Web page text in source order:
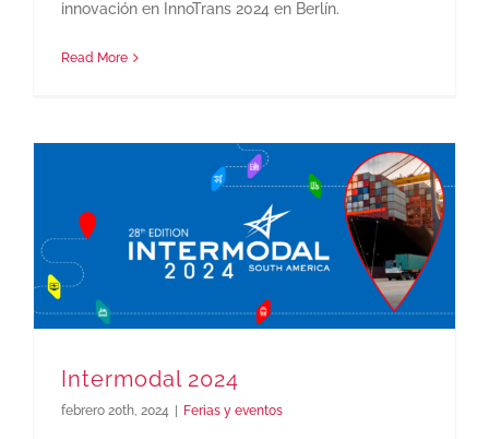
innovación en InnoTrans 2024 en Berlín.
Read More
Intermodal 2024
febrero 20th, 2024 | Ferias y eventos